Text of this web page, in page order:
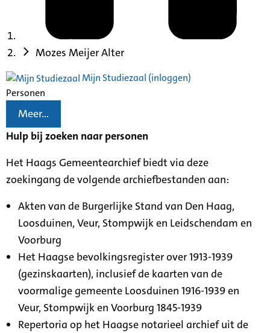
Mozes Meijer Alter
Mijn Studiezaal (inloggen)
Personen
Meer...
Hulp bij zoeken naar personen
Het Haags Gemeentearchief biedt via deze
zoekingang de volgende archiefbestanden aan:
Akten van de Burgerlijke Stand van Den Haag,
Loosduinen, Veur, Stompwijk en Leidschendam en
Voorburg
Het Haagse bevolkingsregister over 1913-1939
(gezinskaarten), inclusief de kaarten van de
voormalige gemeente Loosduinen 1916-1939 en
Veur, Stompwijk en Voorburg 1845-1939
Repertoria op het Haagse notarieel archief uit de